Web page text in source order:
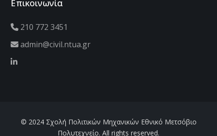
Επικοινωνία
210 772 3451
admin@civil.ntua.gr
© 2024 Σχολή Πολιτικών Μηχανικών Εθνικό Μετσόβιο
Πολυτεχνείο. All rights reserved.